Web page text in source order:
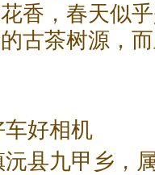
香，春天似
古茶树源，
好相机
九甲乡，属